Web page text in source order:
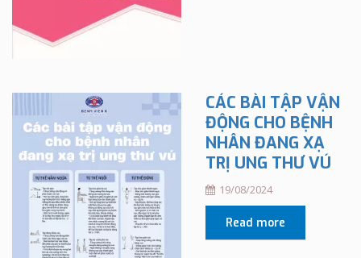
CÁC BÀI TẬP VẬN
ĐỘNG CHO BỆNH
NHÂN ĐANG XẠ
TRỊ UNG THƯ VÚ
19/08/2024
Read more